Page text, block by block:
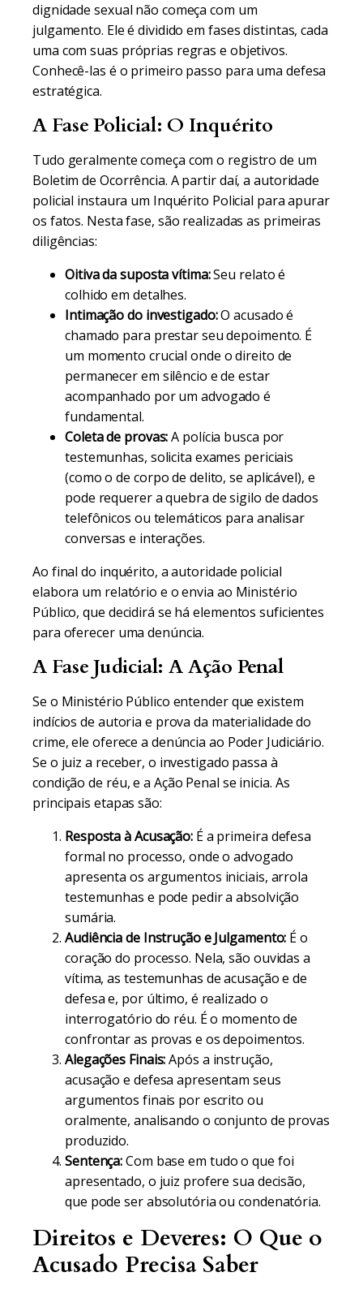
dignidade sexual não começa com um
julgamento. Ele é dividido em fases distintas, cada
uma com suas próprias regras e objetivos.
Conhecê-las é o primeiro passo para uma defesa
estratégica.
A Fase Policial: O Inquérito
Tudo geralmente começa com o registro de um
Boletim de Ocorrência. A partir daí, a autoridade
policial instaura um Inquérito Policial para apurar
os fatos. Nesta fase, são realizadas as primeiras
diligências:
Oitiva da suposta vítima:Seu relato é
colhido em detalhes.
Intimação do investigado:O acusado é
chamado para prestar seu depoimento. É
um momento crucial onde o direito de
permanecer em silêncio e de estar
acompanhado por um advogado é
fundamental.
Coleta de provas:A polícia busca por
testemunhas, solicita exames periciais
(como o de corpo de delito, se aplicável), e
pode requerer a quebra de sigilo de dados
telefônicos ou telemáticos para analisar
conversas e interações.
Ao final do inquérito, a autoridade policial
elabora um relatório e o envia ao Ministério
Público, que decidirá se há elementos suficientes
para oferecer uma denúncia.
A Fase Judicial: A Ação Penal
Se o Ministério Público entender que existem
indícios de autoria e prova da materialidade do
crime, ele oferece a denúncia ao Poder Judiciário.
Se o juiz a receber, o investigado passa à
condição de réu, e a Ação Penal se inicia. As
principais etapas são:
Resposta à Acusação: É a primeira defesa
formal no processo, onde o advogado
apresenta os argumentos iniciais, arrola
testemunhas e pode pedir a absolvição
sumária.
Audiência de Instrução e Julgamento: É o
coração do processo. Nela, são ouvidas a
vítima, as testemunhas de acusação e de
defesa e, por último, é realizado o
interrogatório do réu. É o momento de
confrontar as provas e os depoimentos.
Alegações Finais:Após a instrução,
acusação e defesa apresentam seus
argumentos finais por escrito ou
oralmente, analisando o conjunto de provas
produzido.
Sentença:Com base em tudo o que foi
apresentado, o juiz profere sua decisão,
que pode ser absolutória ou condenatória.
Direitos e Deveres: O Que o
Acusado Precisa Saber